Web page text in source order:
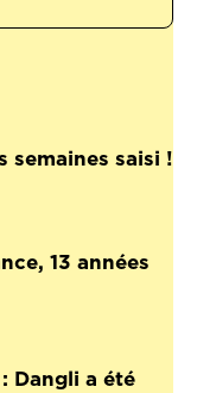
semaines saisi !
13 années
Dangli a été